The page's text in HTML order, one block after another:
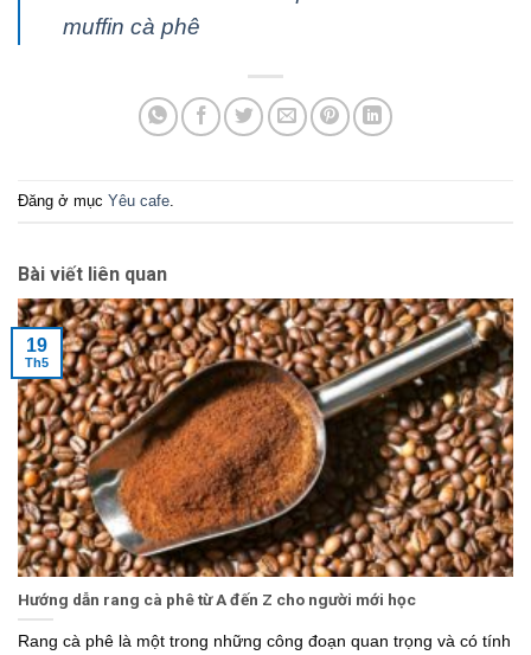
muffin cà phê
Đăng ở mục Yêu cafe
Bài viết liên quan
Hướng dẫn rang cà phê từ A đến Z cho người mới học
Rang cà phê là một trong những công đoạn quan trọng và có tính
19
Th5